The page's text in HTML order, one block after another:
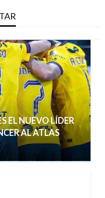
EL NUEVO LÍDER
AL ATLAS